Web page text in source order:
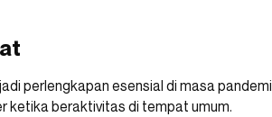
perlengkapan esensial di masa pandemi
ketika beraktivitas di tempat umum.